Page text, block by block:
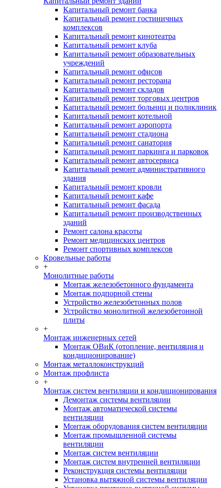
Капитальный ремонт банка
Капитальный ремонт гостиничных
комплексов
Капитальный ремонт кинотеатра
Капитальный ремонт клуба
Капитальный ремонт образовательных
учреждений
Капитальный ремонт офисов
Капитальный ремонт ресторана
Капитальный ремонт складов
Капитальный ремонт торговых центров
Капитальный ремонт больниц и поликлиник
Капитальный ремонт котельной
Капитальный ремонт аэропорта
Капитальный ремонт стадиона
Капитальный ремонт санатория
Капитальный ремонт паркинга и парковок
Капитальный ремонт автосервиса
Капитальный ремонт административного
здания
Капитальный ремонт кровли
Капитальный ремонт кафе
Капитальный ремонт фасада
Капитальный ремонт производственных
зданий
Ремонт салона красоты
Ремонт медицинских центров
Ремонт спортивных комплексов
Кровельные работы
+
Монолитные работы
Монтаж железобетонного фундамента
Монтаж подпорной стены
Устройство железобетонных полов
Устройство монолитной железобетонной
плиты
+
Монтаж инженерных сетей
Монтаж ОВиК (отопление, вентиляция и
кондиционирование)
Монтаж металлоконструкций
Монтаж профлиста
+
Монтаж систем вентиляции и кондиционирования
Демонтаж системы вентиляции
Монтаж автоматической системы
вентиляции
Монтаж оборудования систем вентиляции
Монтаж промышленной системы
вентиляции
Монтаж систем вентиляции
Монтаж систем внутренней вентиляции
Реконструкция системы вентиляции
Установка вытяжной системы вентиляции